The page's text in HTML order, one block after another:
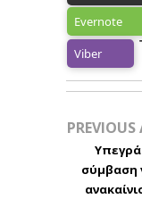
Evernote
Viber
PREVIOUS
σύμβαση